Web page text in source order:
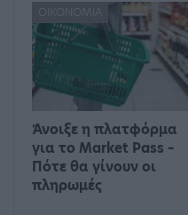
ΟΙΚΟΝΟΜΊΑ
Άνοιξε η πλατφόρμα
για το Market Pass –
Πότε θα γίνουν οι
πληρωμές